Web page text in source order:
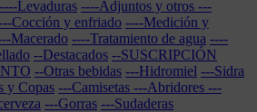
----Levaduras ----Adjuntos y otros ---
Cocción y enfriado ----Medición y
Macerado ----Tratamiento de agua ----
--Destacados --SUSCRIPCIÓN
--Otras bebidas ---Hidromiel ---Sidra
y Copas ---Camisetas ---Abridores ---
---Gorras ---Sudaderas